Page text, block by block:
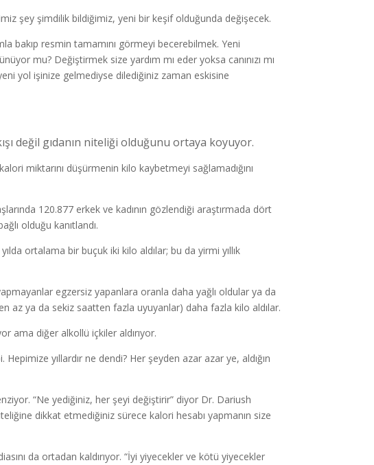
şey şimdilik bildiğimiz, yeni bir keşif olduğunda değişecek.
bakıp resmin tamamını görmeyi becerebilmek. Yeni
mu? Değiştirmek size yardım mı eder yoksa canınızı mı
yol işinize gelmediyse dilediğiniz zaman eskisine
değil gıdanın niteliği olduğunu ortaya koyuyor.
miktarını düşürmenin kilo kaybetmeyi sağlamadığını
120.877 erkek ve kadının gözlendiği araştırmada dört
olduğu kanıtlandı.
ortalama bir buçuk iki kilo aldılar; bu da yirmi yıllık
egzersiz yapanlara oranla daha yağlı oldular ya da
az ya da sekiz saatten fazla uyuyanlar) daha fazla kilo aldılar.
ama diğer alkollü içkiler aldırıyor.
yıllardır ne dendi? Her şeyden azar azar ye, aldığın
“Ne yediğiniz, her şeyi değiştirir” diyor Dr. Dariush
dikkat etmediğiniz sürece kalori hesabı yapmanın size
da ortadan kaldırıyor. “İyi yiyecekler ve kötü yiyecekler